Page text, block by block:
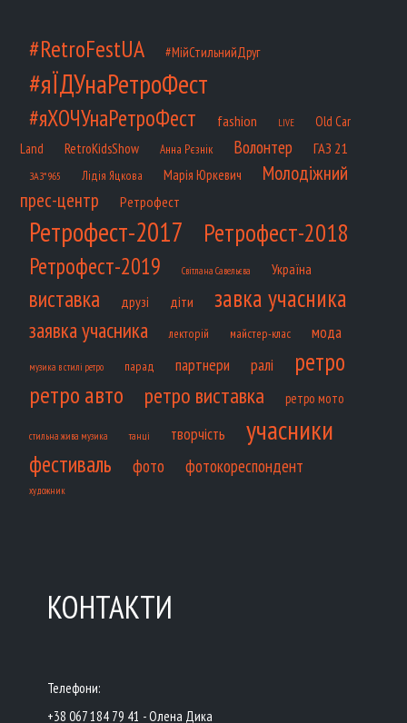
#RetroFestUA #МійСтильнийДруг
#яЇДУнаРетроФест
#яХОЧУнаРетроФест fashion LIVE
Old Car
Land
RetroKidsShow Анна Рєзнік Волонтер ГАЗ 21
ЗАЗ*965 Лідія Яцкова Марія Юркевич
Молодіжний
прес-центр
Ретрофест
Ретрофест-2017 Ретрофест-2018
Ретрофест-2019 Світлана Савельєва Україна
виставка друзі діти завка учасника
заявка учасника лекторій майстер-клас мода
музика в стилі ретро парад партнери ралі ретро
ретро авто ретро виставка ретро мото
стильна жива музика танці творчість учасники
фестиваль фото фотокореспондент
художник
КОНТАКТИ
Телефони:
+38 067 184 79 41 - Олена Дика